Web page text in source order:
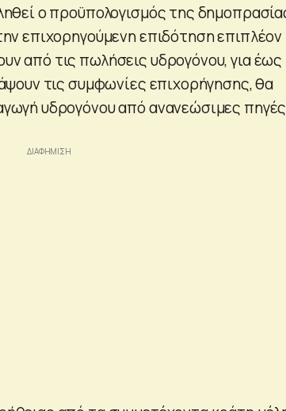
ο προϋπολογισμός της
επιχορηγούμενη επιδότηση
από τις πωλήσεις υδρογόνου, για έως
τις συμφωνίες επιχορήγησης, θα
υδρογόνου από ανανεώσιμες πηγές